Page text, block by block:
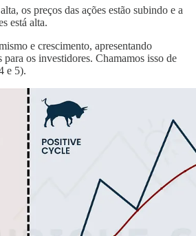
os preços das ações estão subindo e a
está alta.
e crescimento, apresentando
para os investidores. Chamamos isso de
e 5).